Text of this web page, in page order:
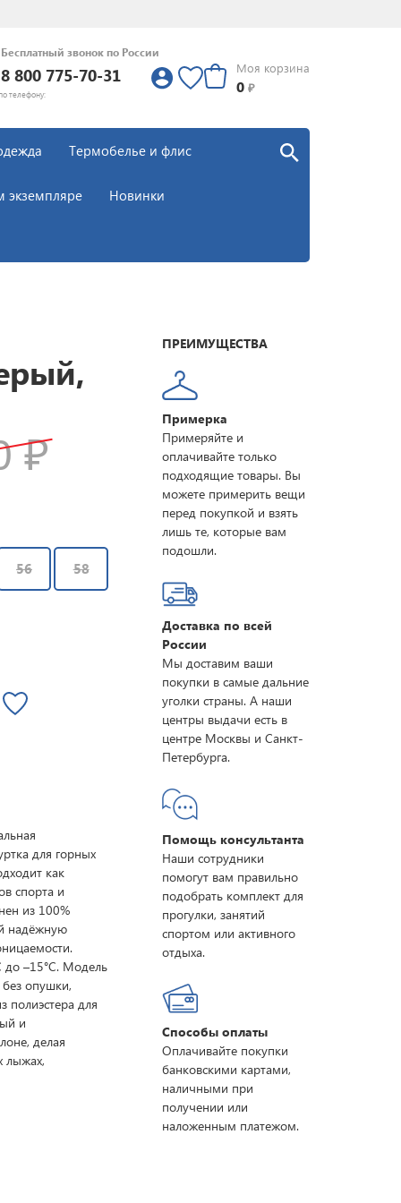
Бесплатный звонок по России
8 800 775-70-31
телефону:
Моя корзина
0 ₽
Термобелье и флис
экземпляре Новинки
₽
56 58
для горных
как
спорта и
из 100%
надёжную
до –15°C. Модель
опушки,
полиэстера для
и
делая
лыжах,
ПРЕИМУЩЕСТВА
Примерка
Примеряйте и
оплачивайте только
подходящие товары. Вы
можете примерить вещи
перед покупкой и взять
лишь те, которые вам
подошли.
Доставка по всей
России
Мы доставим ваши
покупки в самые дальние
уголки страны. А наши
центры выдачи есть в
центре Москвы и Санкт-
Петербурга.
Помощь консультанта
Наши сотрудники
помогут вам правильно
подобрать комплект для
прогулки, занятий
спортом или активного
отдыха.
Способы оплаты
Оплачивайте покупки
банковскими картами,
наличными при
получении или
наложенным платежом.